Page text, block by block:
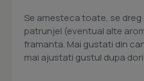
Se amesteca toate, se dreg
patrunjel (eventual alte
framanta. Mai gustati din
mai ajustati gustul dupa